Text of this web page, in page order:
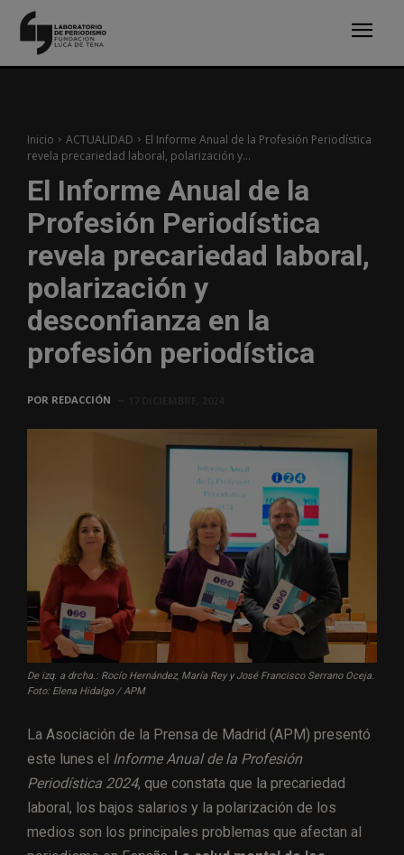
Inicio ACTUALIDAD
El Informe Anual de la Profesión Periodística
revela precariedad laboral, polarización y...
El Informe Anual de la
Profesión Periodística
revela precariedad laboral,
polarización y
desconfianza en la
profesión periodística
POR REDACCIÓN
De izq. a drcha.: Rocío Hernández, María Rey y José Francisco Serrano Oceja.
Foto: Elena Hidalgo / APM
La Asociación de la Prensa de Madrid (APM) presentó
este lunes el Informe Anual de la Profesión
Periodística 2024, que constata que la precariedad
laboral, los bajos salarios y la polarización de los
medios son los principales problemas que afectan al